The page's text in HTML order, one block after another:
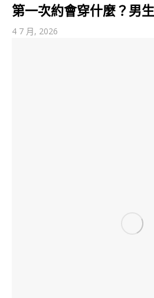
第一次約會穿什麼？男
4 7 月, 2026